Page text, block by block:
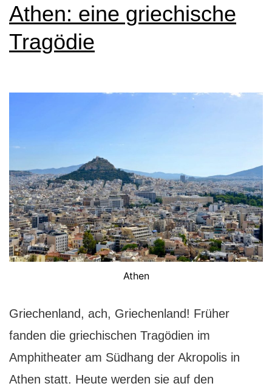
Athen: eine griechische
Tragödie
Athen
Griechenland, ach, Griechenland! Früher
fanden die griechischen Tragödien im
Amphitheater am Südhang der Akropolis in
Athen statt. Heute werden sie auf den